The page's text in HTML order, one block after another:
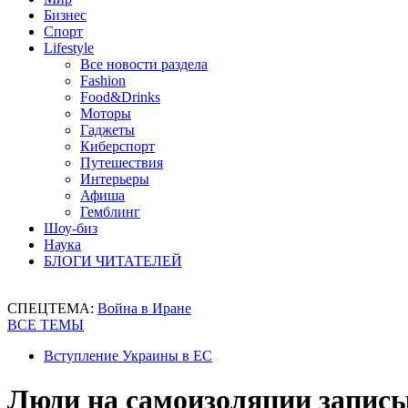
Бизнес
Спорт
Lifestyle
Все новости раздела
Fashion
Food&Drinks
Моторы
Гаджеты
Киберспорт
Путешествия
Интерьеры
Афиша
Гемблинг
Шоу-биз
Наука
БЛОГИ ЧИТАТЕЛЕЙ
СПЕЦТЕМА: Война в Иране
ВСЕ ТЕМЫ
Вступление Украины в ЕС
Люди на самоизоляции